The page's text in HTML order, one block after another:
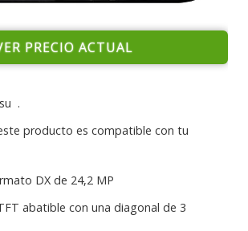
PRECIO ACTUAL
.
producto es compatible con tu
DX de 24,2 MP
abatible con una diagonal de 3